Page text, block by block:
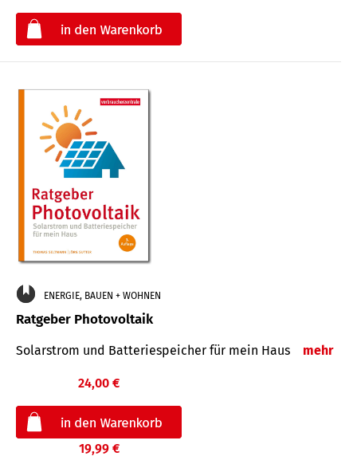
ENERGIE, BAUEN + WOHNEN
Ratgeber Photovoltaik
Solarstrom und Batteriespeicher für mein Haus mehr
24,00 €
19,99 €